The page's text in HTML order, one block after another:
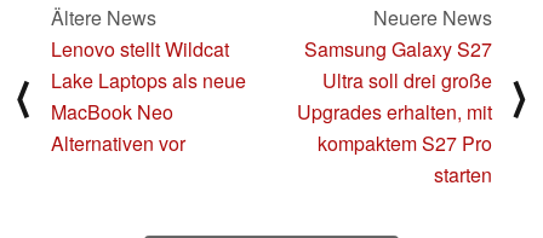
⟨
Ältere News
Lenovo stellt Wildcat
Lake Laptops als neue
MacBook Neo
Alternativen vor
Neuere News
Samsung Galaxy S27
Ultra soll drei große
Upgrades erhalten, mit
kompaktem S27 Pro
starten
⟩